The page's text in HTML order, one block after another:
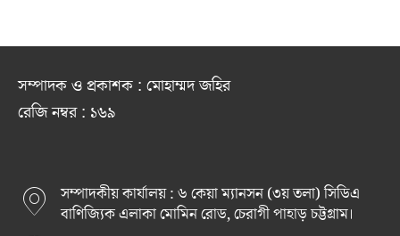
সম্পাদক ও প্রকাশক : মোহাম্মদ জহির
রেজি নম্বর : ১৬৯
সম্পাদকীয় কার্যালয় : ৬ কেয়া ম্যানসন (৩য় তলা) সিডিএ
বাণিজ্যিক এলাকা মোমিন রোড, চেরাগী পাহাড় চট্টগ্রাম।